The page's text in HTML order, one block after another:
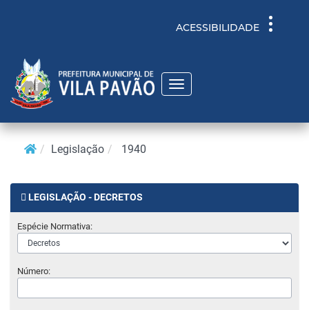
Toggle
ACESSIBILIDADE
Toggle
navigation
Legislação 1940
LEGISLAÇÃO - DECRETOS
Espécie Normativa:
Número: